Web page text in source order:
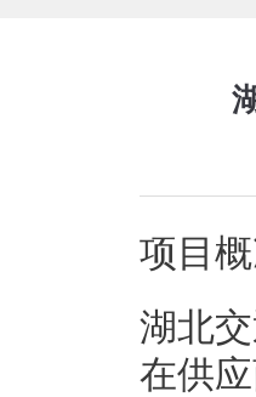
项目
湖北
在供